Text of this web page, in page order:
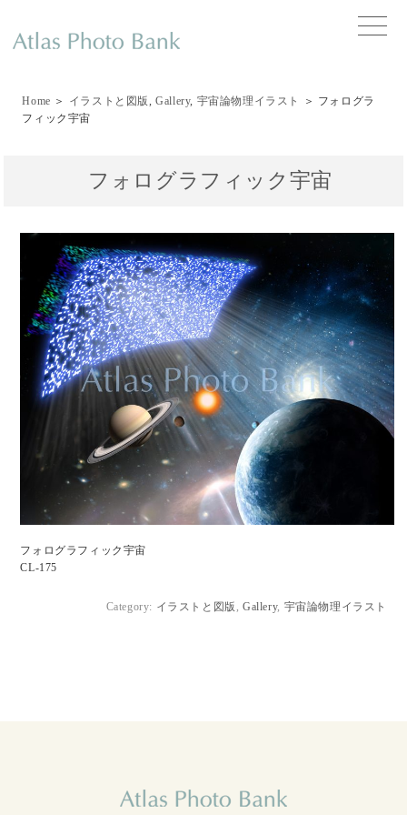
toggle
Home ＞ イラストと図版,Gallery, 宇宙論物理イラスト
＞ フォログラ
フィック宇宙
フォログラフィック宇宙
フォログラフィック宇宙
CL-175
Category: イラストと図版 ,Gallery, 宇宙論物理イラスト